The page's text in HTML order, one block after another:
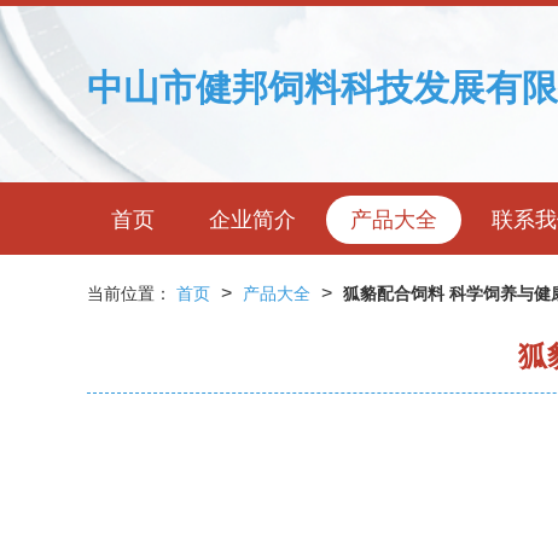
中山市健邦饲料科技发展有
首页 企业简介 产品大全 联系
当前位置： 首页 > 产品大全 > 狐貉配合饲料 科学饲养与健
狐